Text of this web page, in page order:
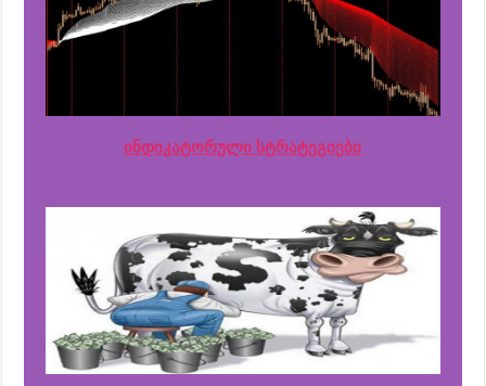
ინდიკატორული სტრატეგიები